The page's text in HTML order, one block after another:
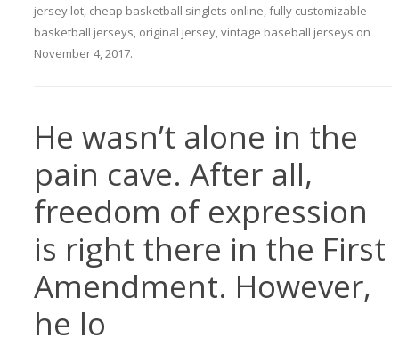
jersey lot, cheap basketball singlets online,fully customizable
basketball jerseys, original jersey,vintage baseball jerseys on
November 4, 2017.
He wasn’t alone in the
pain cave. After all,
freedom of expression
is right there in the First
Amendment. However,
he lo